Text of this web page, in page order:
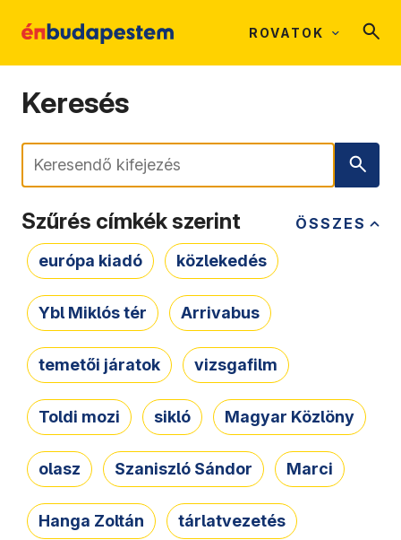
ROVATOK
Keresés
Keresés
ÖSSZES
Szűrés címkék szerint
európa kiadó közlekedés
Ybl Miklós tér Arrivabus
temetői járatok vizsgafilm
Toldi mozi sikló Magyar Közlöny
olasz Szaniszló Sándor Marci
Hanga Zoltán tárlatvezetés